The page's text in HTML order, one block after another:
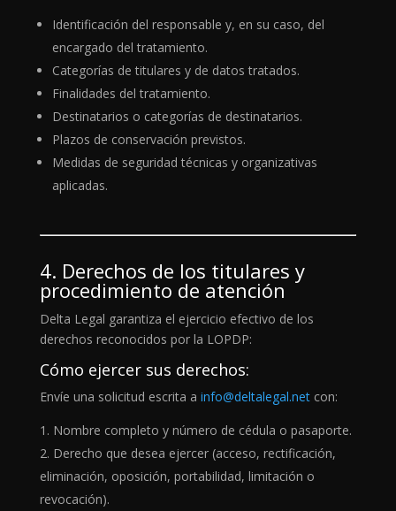
Identificación del responsable y, en su caso, del
encargado del tratamiento.
Categorías de titulares y de datos tratados.
Finalidades del tratamiento.
Destinatarios o categorías de destinatarios.
Plazos de conservación previstos.
Medidas de seguridad técnicas y organizativas
aplicadas.
4. Derechos de los titulares y
procedimiento de atención
Delta Legal garantiza el ejercicio efectivo de los
derechos reconocidos por la LOPDP:
Cómo ejercer sus derechos:
Envíe una solicitud escrita a info@deltalegal.netcon:
Nombre completo y número de cédula o pasaporte.
Derecho que desea ejercer (acceso, rectificación,
eliminación, oposición, portabilidad, limitación o
revocación).